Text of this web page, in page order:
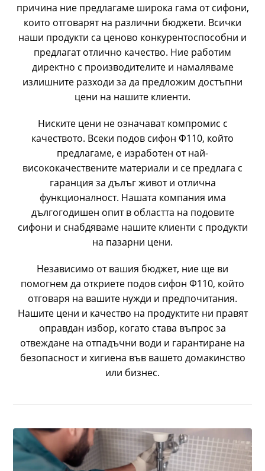
причина ние предлагаме широка гама от сифони,
които отговарят на различни бюджети. Всички
наши продукти са ценово конкурентоспособни и
предлагат отлично качество. Ние работим
директно с производителите и намаляваме
излишните разходи за да предложим достъпни
цени на нашите клиенти.
Ниските цени не означават компромис с
качеството. Всеки подов сифон Ф110, който
предлагаме, е изработен от най-
висококачествените материали и се предлага с
гаранция за дълъг живот и отлична
функционалност. Нашата компания има
дългогодишен опит в областта на подовите
сифони и снабдяваме нашите клиенти с продукти
на пазарни цени.
Независимо от вашия бюджет, ние ще ви
помогнем да откриете подов сифон Ф110, който
отговаря на вашите нужди и предпочитания.
Нашите цени и качество на продуктите ни правят
оправдан избор, когато става въпрос за
отвеждане на отпадъчни води и гарантиране на
безопасност и хигиена във вашето домакинство
или бизнес.